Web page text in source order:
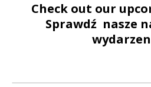
Check out our
Sprawdź nasze